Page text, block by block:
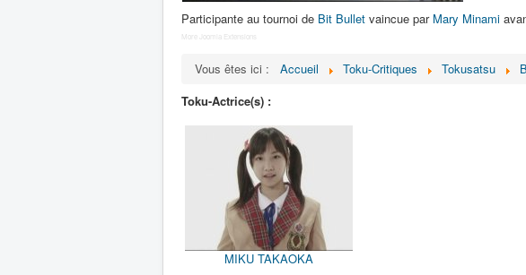
Participante au tournoi de Bit Bullet vaincue par Mary Minami
More Joomla Extensions
Vous êtes ici : Accueil Toku-Critiques Tokusatsu
Toku-Actrice(s) :
MIKU TAKAOKA